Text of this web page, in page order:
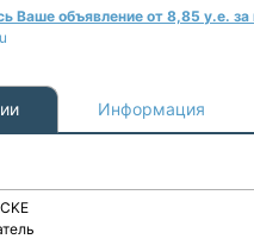
Ваше объявление от 8,85 у.е. за
Информация